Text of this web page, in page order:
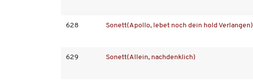
628 Sonett(Apollo, lebet noch dein hold Verlangen)
629 Sonett(Allein, nachdenklich)